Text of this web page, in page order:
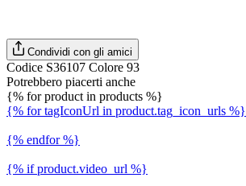
Condividi con gli amici
Codice S36107 Colore 93
Potrebbero piacerti anche
{% for product in products %}
{% for tagIconUrl in product.tag_icon_urls %}
{% endfor %}
{% if product.video_url %}